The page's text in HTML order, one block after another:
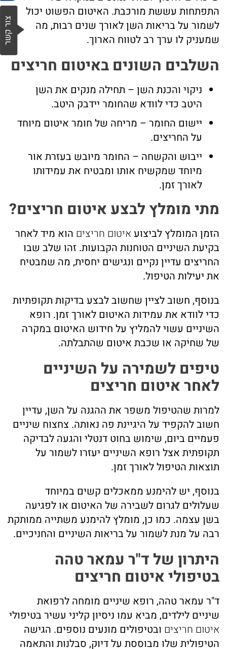
התפתחות עששת מורכבת. האיטום הפשוט יכול
לשמור על בריאות השן לאורך שנים רבות, מה
שמעניק לו ערך רב לטווח הארוך.
השלבים השונים באיטום חריצים
ניקוי והכנת השן – תחילה מנקים את השן
היטב כדי לוודא שהחומר יידבק היטב.
יישום החומר – מריחה של חומר איטום מיוחד
על החריצים.
ייבוש והקשחה – החומר מיובש בעזרת אור
מיוחד שמקשיח אותו ומבטיח את עמידותו
לאורך זמן.
מתי מומלץ לבצע איטום חריצים?
הזמן המומלץ לביצועאיטום חריצים הוא מיד לאחר
בקיעת השיניים הטוחנות הקבועות. זהו שלב שבו
החריצים עדיין נקיים ונגישים יחסית, מה שמבטיח
את יעילות הטיפול.
בנוסף, חשוב לציין שחשוב לבצע בדיקות תקופתיות
כדי לוודא את עמידות האיטום לאורך זמן. רופא
השיניים עשוי להמליץ על חידוש האיטום במקרה
של שחיקה או שכבת איטום שהתבלתה.
טיפים לשמירה על השיניים
לאחר איטום חריצים
למרות שהטיפול משפר את ההגנה על השן, עדיין
חשוב להקפיד על היגיינת פה נאותה. צחצוח שיניים
פעמיים ביום, שימוש בחוט דנטלי והגעה לבדיקה
תקופתית אצל רופא השיניים יעזרו לשמור על
תוצאות הטיפול לאורך זמן.
בנוסף, יש להימנע ממאכלים קשים במיוחד
שעלולים לגרום לשבירה של האיטום או לפגיעה
בשן עצמה. כמו כן, מומלץ להימנע משתייה ממותקת
רבה על מנת לשמור על בריאות השיניים והחניכיים.
היתרון של ד"ר עמאר טהה
בטיפולי איטום חריצים
ד"ר עמאר טהה, רופא שיניים מומחה לרפואת
שיניים לילדים, מביא עמו ניסיון קליני עשיר בטיפולי
איטום חריצים ובטיפולים מונעים נוספים. הגישה
הטיפולית שלו מבוססת על דיוק, סבלנות והתאמה